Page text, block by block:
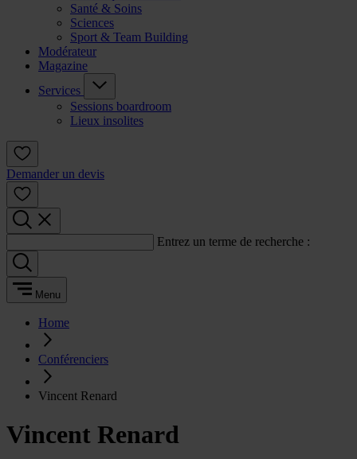
Santé & Soins
Sciences
Sport & Team Building
Modérateur
Magazine
Services
Sessions boardroom
Lieux insolites
Demander un devis
Entrez un terme de recherche :
Menu
Home
Conférenciers
Vincent Renard
Vincent Renard